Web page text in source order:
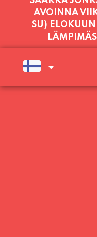
KLO 11-21)
SAAKKA
AVOINNA
SU) ELOKUUN